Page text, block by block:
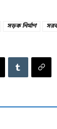
সড়ক নির্মাণ